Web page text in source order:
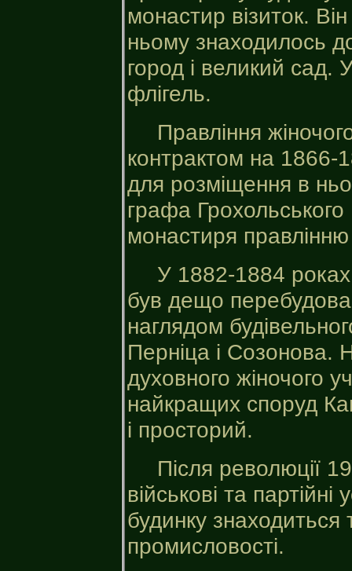
монастир візиток.
ньому знаходилось
город і великий сад.
флігель.
Правління
контрактом на 1866-
для розміщення в
графа
монастиря
У 1882-1884
був дещо
наглядом
Перніца і Созонова.
духовного жіночого
найкращих споруд
і просторий.
Після революції
військові та
будинку знаходиться
промисловості.